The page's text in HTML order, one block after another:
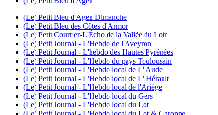
(Le) Petit Bleu d'Agen Dimanche
(Le) Petit Bleu des Côtes d'Armor
(Le) Petit Courrier-L'Écho de la Vallée du Loir
(Le) Petit Journal - L'Hebdo de l'Aveyron
(Le) Petit Journal - L'hebdo des Hautes Pyrénées
(Le) Petit Journal - L'Hebdo du pays Toulousain
(Le) Petit Journal - L'Hebdo local de L' Aude
(Le) Petit Journal - L'Hebdo local de L' Hérault
(Le) Petit Journal - L'Hebdo local de l'Ariège
(Le) Petit Journal - L'Hebdo local du Gers
(Le) Petit Journal - L'Hebdo local du Lot